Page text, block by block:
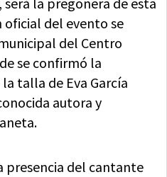
oficial del evento se
del Centro
se confirmó la
talla de Eva García
autora y
presencia del cantante